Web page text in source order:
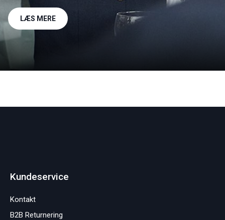
LÆS MERE
Kundeservice
Kontakt
B2B Returnering